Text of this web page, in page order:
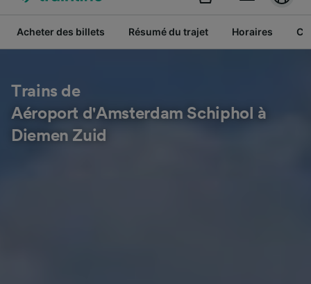
Acheter des billets Résumé du trajet Horaires
Trains de
Aéroport d'Amsterdam Schiphol à
Diemen Zuid